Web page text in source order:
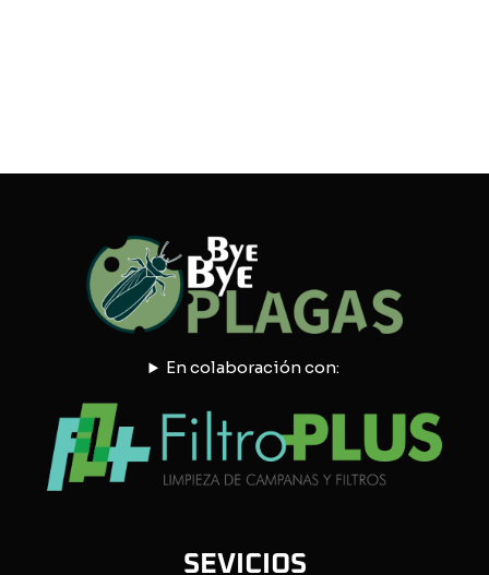
En colaboración con:
SEVICIOS